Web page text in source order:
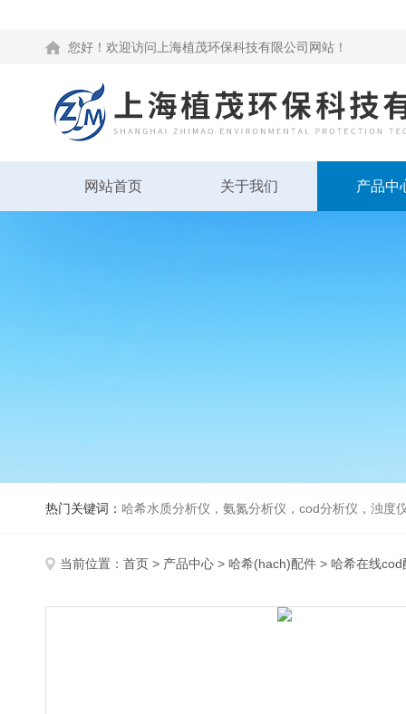
您好！欢迎访问上海植茂环保科技有限公司网站！
网站首页 关于我们 产品中
热门关键词： 哈希水质分析仪，氨氮分析仪，cod分析仪，浊度
当前位置： 首页 > 产品中心 > 哈希(hach)配件 > 哈希在线cod